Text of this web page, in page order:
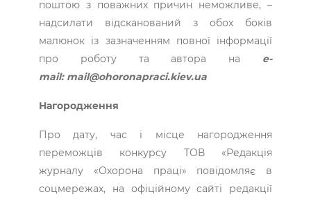
поштою з поважних причин неможливе, –
надсилати відсканований з обох боків
малюнок із зазначенням повної інформації
про роботу та автора на е-
mail: mail@ohoronapraci.kiev.ua
Нагородження
Про дату, час і місце нагородження
переможців конкурсу ТОВ «Редакція
журналу «Охорона праці» повідомляє в
соцмережах, на офіційному сайті редакції